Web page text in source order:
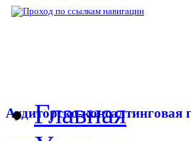
Аудиторско-консалтинговая
Главная